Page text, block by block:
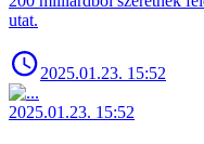
utat.
2025.01.23. 15:52
2025.01.23. 15:52